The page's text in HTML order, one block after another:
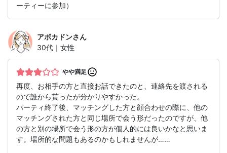
ーティーに参加）
アボカドンさん
30代｜女性
やや満足
再度、お相手の方と直接お話できたのと、連絡先を渡される
ので誰から貰ったが分かりやすかった。
パーティ終了後、マッチングした方と顔合わせの際に、他の
マッチングされた方と同じ場所で会う形だったのですが、他
の方と別の場所で会う形の方が個人的には良いかなと思いま
す。場所的な問題もあるのかもしれませんが……